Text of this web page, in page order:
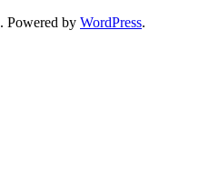
. Powered by WordPress.